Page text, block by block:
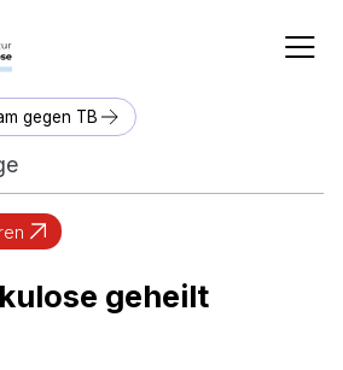
gegen TB
geheilt